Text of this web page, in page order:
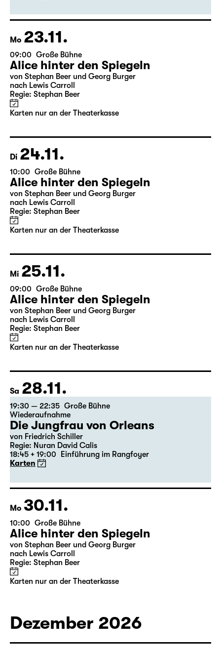
Mo 23.11.
09:00 Große Bühne
Alice hinter den Spiegeln
von Stephan Beer und Georg Burger
nach Lewis Carroll
Regie: Stephan Beer
Karten nur an der Theaterkasse
Di 24.11.
10:00 Große Bühne
Alice hinter den Spiegeln
von Stephan Beer und Georg Burger
nach Lewis Carroll
Regie: Stephan Beer
Karten nur an der Theaterkasse
Mi 25.11.
09:00 Große Bühne
Alice hinter den Spiegeln
von Stephan Beer und Georg Burger
nach Lewis Carroll
Regie: Stephan Beer
Karten nur an der Theaterkasse
Sa 28.11.
19:30 — 22:35 Große Bühne
Wiederaufnahme
Die Jungfrau von Orleans
von Friedrich Schiller
Regie: Nuran David Calis
18:45 + 19:00
Einführung im Rangfoyer
Karten
Mo 30.11.
10:00 Große Bühne
Alice hinter den Spiegeln
von Stephan Beer und Georg Burger
nach Lewis Carroll
Regie: Stephan Beer
Karten nur an der Theaterkasse
Dezember 2026